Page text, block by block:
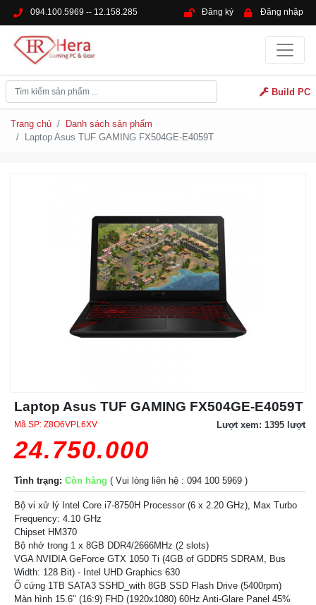
094.100.5969 -- 12.158.285 Đăng ký Đăng nhập
Build PC
Trang chủ
Danh sách sản phẩm
Laptop Asus TUF GAMING FX504GE-E4059T
Laptop Asus TUF GAMING FX504GE-E4059T
Mã SP: Z8O6VPL6XV Lượt xem: 1395 lượt
24.750.000
Tình trạng: Còn hàng ( Vui lòng liên hệ : 094 100 5969 )
Bộ vi xử lý Intel Core i7-8750H Processor (6 x 2.20 GHz), Max Turbo
Frequency: 4.10 GHz
Chipset HM370
Bộ nhớ trong 1 x 8GB DDR4/2666MHz (2 slots)
VGA NVIDIA GeForce GTX 1050 Ti (4GB of GDDR5 SDRAM, Bus
Width: 128 Bit) - Intel UHD Graphics 630
Ổ cứng 1TB SATA3 SSHD_with 8GB SSD Flash Drive (5400rpm)
Màn hình 15.6" (16:9) FHD (1920x1080) 60Hz Anti-Glare Panel 45%